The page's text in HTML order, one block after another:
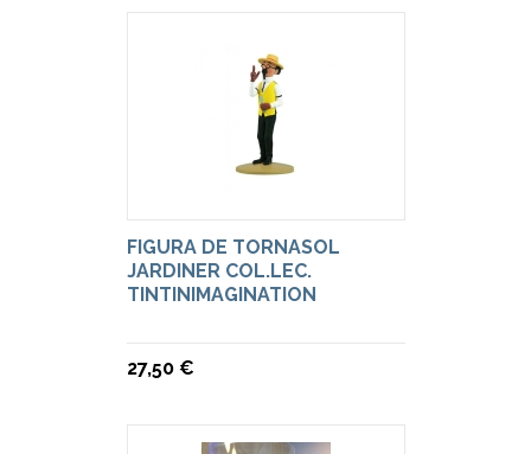
FIGURA DE TORNASOL
JARDINER COL.LEC.
TINTINIMAGINATION
27,50 €